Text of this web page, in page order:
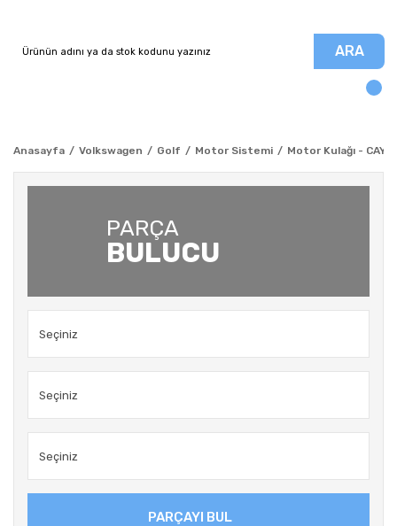
ARA
Anasayfa Volkswagen Golf Motor Sistemi Motor Kulağı -
PARÇA
BULUCU
PARÇAYI BUL